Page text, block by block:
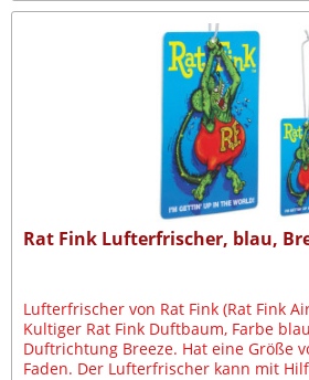
Rat Fink Lufterfrischer, blau,
Lufterfrischer von Rat Fink (Rat Fink
Kultiger Rat Fink Duftbaum, Farbe
Duftrichtung Breeze. Hat eine Größe
Faden. Der Lufterfrischer kann mit